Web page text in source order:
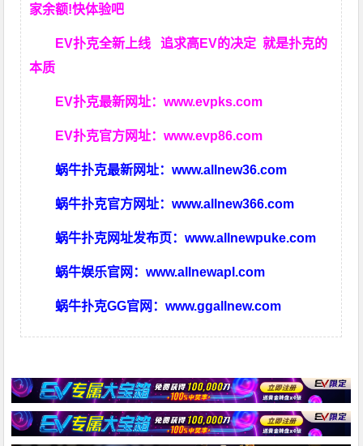
家余额!快体验吧
EV扑克全新上线 追求高EV 的决定就是扑克的
本质
EV扑克最新网址：www.evpks.com
EV扑克官方网址：www.evp86.com
蜗牛扑克最新网址：www.allnew36.com
蜗牛扑克官方网址：www.allnew366.com
蜗牛扑克网址发布页：www.allnewpuke.com
蜗牛娱乐官网：www.allnewapl.com
蜗牛扑克GG官网：www.ggallnew.com